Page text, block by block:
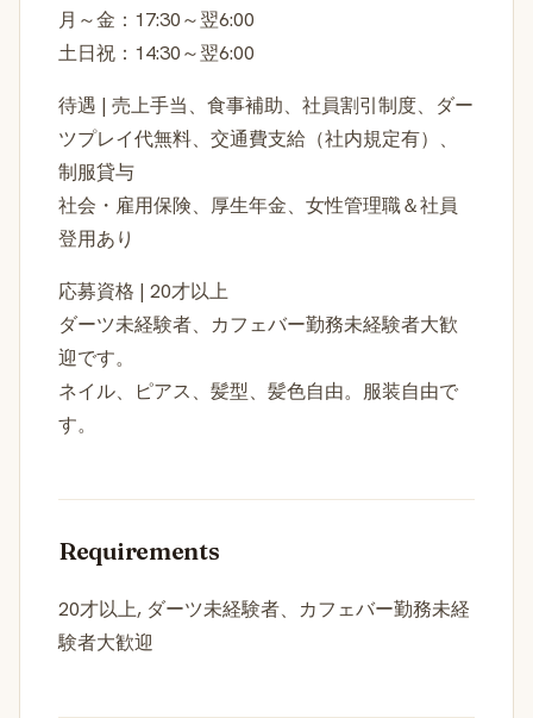
月～金：17:30～翌6:00
土日祝：14:30～翌6:00
待遇 | 売上手当、食事補助、社員割引制度、ダー
ツプレイ代無料、交通費支給（社内規定有）、
制服貸与
社会・雇用保険、厚生年金、女性管理職＆社員
登用あり
応募資格 | 20才以上
ダーツ未経験者、カフェバー勤務未経験者大歓
迎です。
ネイル、ピアス、髪型、髪色自由。服装自由で
す。
Requirements
20才以上, ダーツ未経験者、カフェバー勤務未経
験者大歓迎